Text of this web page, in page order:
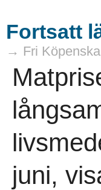
Fortsatt
→ Fri
juni,